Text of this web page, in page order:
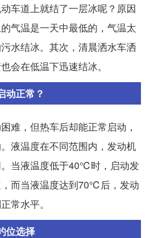
车道上就结了一层冰呢？原因
气温是一天中最低的，气温太
水结冰。其次，清晨洒水车洒
会在低温下迅速结冰。
动正常？
难，但热车后却能正常启动，
液温度在不同范围内，发动机
当液温度低于40℃时，启动发
而当液温度达到70℃后，发动
常水平。
位选择